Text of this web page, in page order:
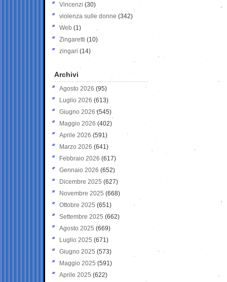
Vincenzi (30)
violenza sulle donne (342)
Web (1)
Zingaretti (10)
zingari (14)
Archivi
Agosto 2026 (95)
Luglio 2026 (613)
Giugno 2026 (545)
Maggio 2026 (402)
Aprile 2026 (591)
Marzo 2026 (641)
Febbraio 2026 (617)
Gennaio 2026 (652)
Dicembre 2025 (627)
Novembre 2025 (668)
Ottobre 2025 (651)
Settembre 2025 (662)
Agosto 2025 (669)
Luglio 2025 (671)
Giugno 2025 (573)
Maggio 2025 (591)
Aprile 2025 (622)